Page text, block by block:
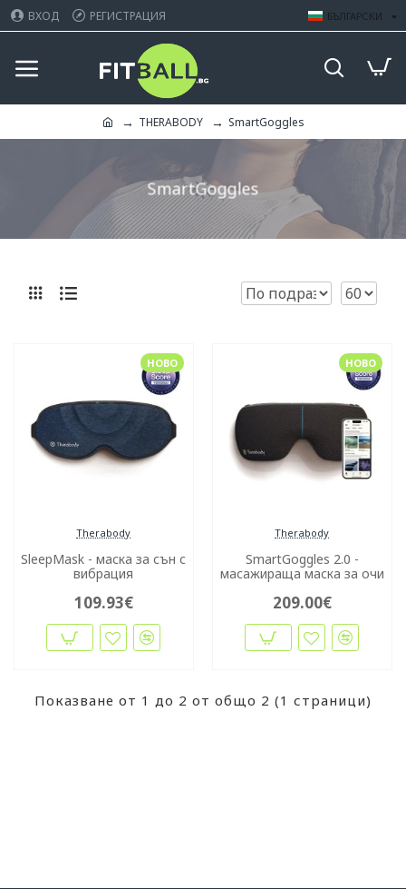
ВХОД РЕГИСТРАЦИЯ БЪЛГАРСКИ
THERABODY SmartGoggles
SmartGoggles
НОВО
Therabody
SleepMask - маска за сън с
вибрация
109.93€
НОВО
Therabody
SmartGoggles 2.0 -
масажираща маска за очи
209.00€
Показване от 1 до 2 от общо 2 (1 страници)